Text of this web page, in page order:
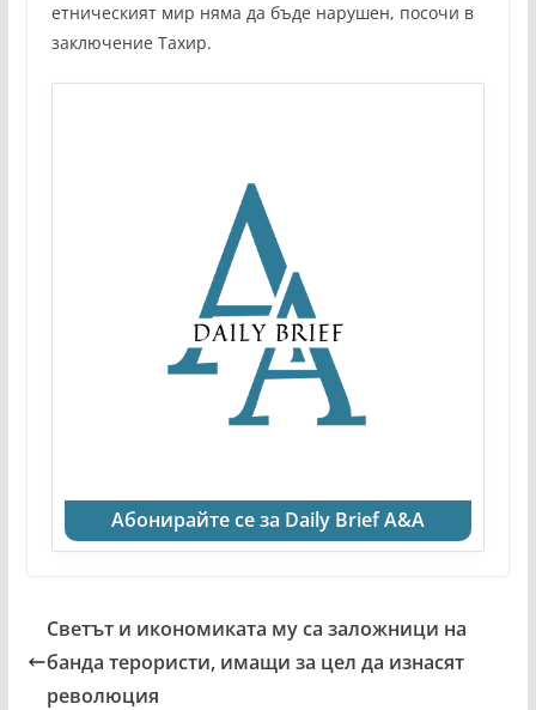
етническият мир няма да бъде нарушен, посочи в
заключение Тахир.
Абонирайте се за Daily Brief A&A
Светът и икономиката му са заложници на
банда терористи, имащи за цел да изнасят
революция